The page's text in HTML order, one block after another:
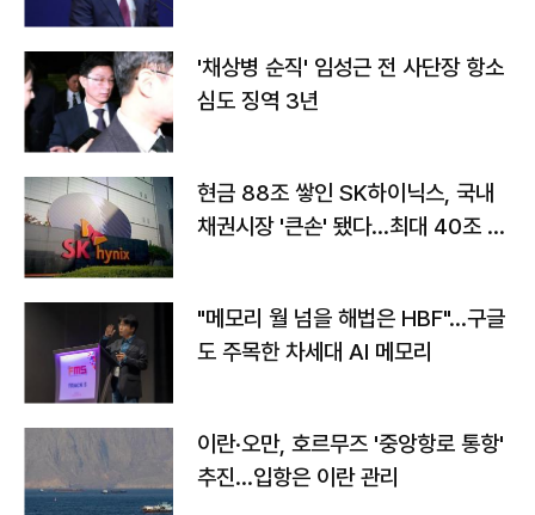
'채상병 순직' 임성근 전 사단장 항소
심도 징역 3년
현금 88조 쌓인 SK하이닉스, 국내
채권시장 '큰손' 됐다…최대 40조 투
"메모리 월 넘을 해법은 HBF"…구글
도 주목한 차세대 AI 메모리
이란·오만, 호르무즈 '중앙항로 통항'
추진…입항은 이란 관리